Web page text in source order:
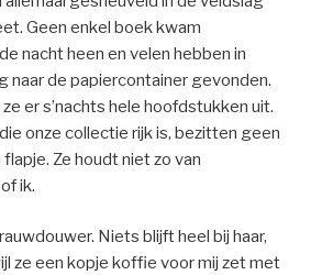
Geen enkel boek kwam
nacht heen en velen hebben in
naar de papiercontainer gevonden.
er s’nachts hele hoofdstukken uit.
onze collectie rijk is, bezitten geen
Ze houdt niet zo van
ik.
Niets blijft heel bij haar,
ze een kopje koffie voor mij zet met